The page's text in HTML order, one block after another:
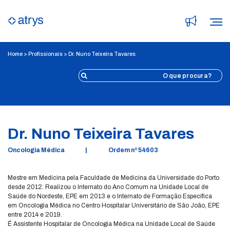
Home > Profissionais > Dr. Nuno Teixeira Tavares
Dr. Nuno Teixeira Tavares
Oncologia Médica Ordem nº 54603
Mestre em Medicina pela Faculdade de Medicina da Universidade do Porto
desde 2012. Realizou o Internato do Ano Comum na Unidade Local de
Saúde do Nordeste, EPE em 2013 e o Internato de Formação Específica
em Oncologia Médica no Centro Hospitalar Universitário de São João, EPE
entre 2014 e 2019.
É Assistente Hospitalar de Oncologia Médica na Unidade Local de Saúde